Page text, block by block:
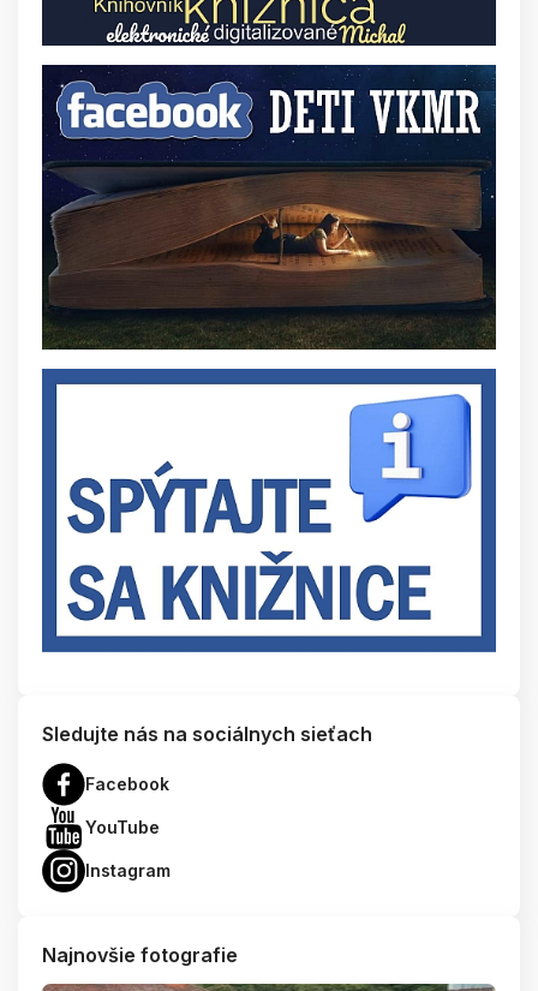
Sledujte nás na sociálnych sieťach
Facebook
YouTube
Instagram
Najnovšie fotografie